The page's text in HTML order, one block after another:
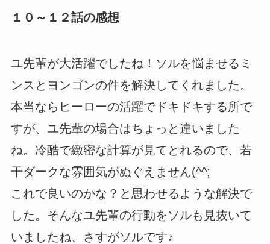
１０～１２話の感想
ユ先輩が大活躍でしたね！ソルを悩ませるミ
ンスとヨンゴンの件を解決してくれました。
本当ならヒーローの活躍でドキドキする所で
すが、ユ先輩の場合はちょっと違いました
ね。冷酷で緻密な計算が見てとれるので、若
干ダークな雰囲気がぬぐえません(^^;
これで良いのかな？と思わせるような解決で
した。そんなユ先輩の行動をソルも見抜いて
いましたね、さすがソルです♪